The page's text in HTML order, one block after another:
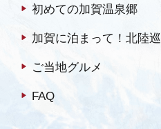
初めての加賀温泉郷
加賀に泊まって！北陸
ご当地グルメ
FAQ